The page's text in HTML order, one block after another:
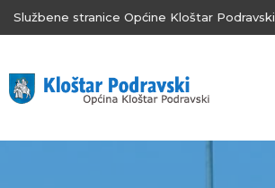
Službene stranice Općine Kloštar Podravski